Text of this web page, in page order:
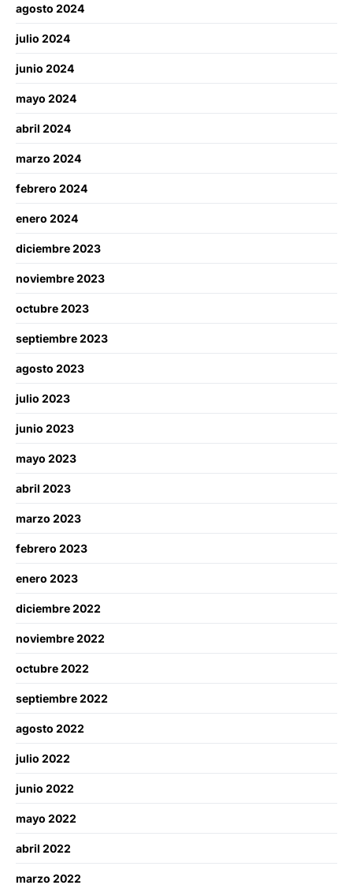
agosto 2024
julio 2024
junio 2024
mayo 2024
abril 2024
marzo 2024
febrero 2024
enero 2024
diciembre 2023
noviembre 2023
octubre 2023
septiembre 2023
agosto 2023
julio 2023
junio 2023
mayo 2023
abril 2023
marzo 2023
febrero 2023
enero 2023
diciembre 2022
noviembre 2022
octubre 2022
septiembre 2022
agosto 2022
julio 2022
junio 2022
mayo 2022
abril 2022
marzo 2022